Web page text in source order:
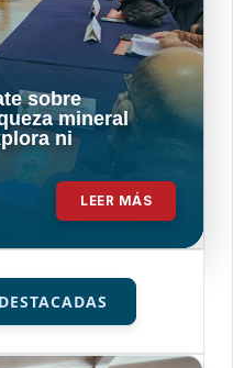
sobre
mineral
ni
LEER MÁS